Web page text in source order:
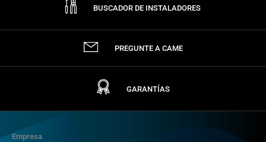
BUSCADOR DE INSTALADORES
PREGUNTE A CAME
GARANTÍAS
Empresa